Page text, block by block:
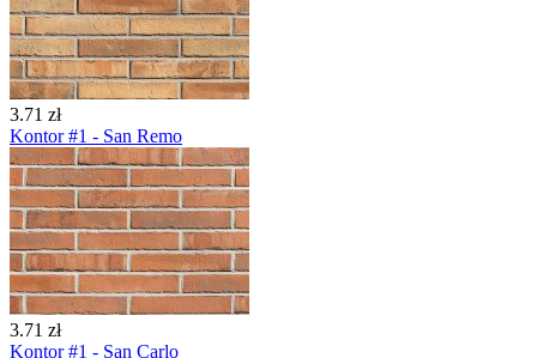
3.71 zł
Kontor #1 - San Remo
3.71 zł
Kontor #1 - San Carlo